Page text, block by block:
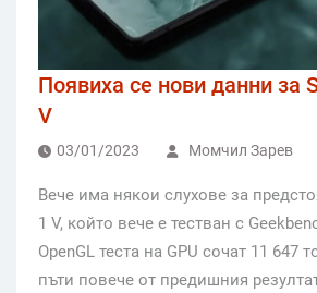
Появиха се нови данни за
V
03/01/2023 Момчил Зарев
Вече има някои слухове за
1 V, който вече е тестван с
OpenGL теста на GPU сочат 11 647
пъти повече от предишния